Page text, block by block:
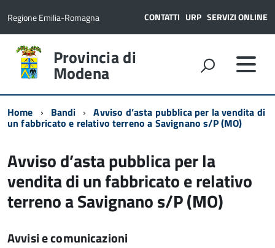
Regione Emilia-Romagna CONTATTI URP SERVIZI ONLINE
Provincia di
Modena
Home Bandi Avviso d’asta pubblica per la vendita di
un fabbricato e relativo terreno a Savignano s/P (MO)
Avviso d’asta pubblica per la
vendita di un fabbricato e relativo
terreno a Savignano s/P (MO)
Avvisi e comunicazioni